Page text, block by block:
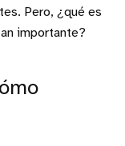
Pero, ¿qué es
importante?